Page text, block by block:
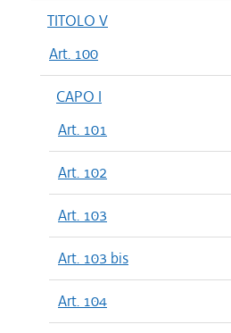
TITOLO V
Art. 100
CAPO I
Art. 101
Art. 102
Art. 103
Art. 103 bis
Art. 104